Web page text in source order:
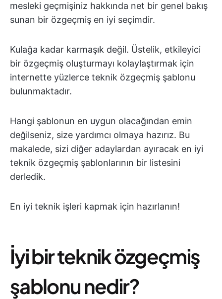
mesleki geçmişiniz hakkında net bir genel bakış
sunan bir özgeçmiş en iyi seçimdir.
Kulağa kadar karmaşık değil. Üstelik, etkileyici
bir özgeçmiş oluşturmayı kolaylaştırmak için
internette yüzlerce teknik özgeçmiş şablonu
bulunmaktadır.
Hangi şablonun en uygun olacağından emin
değilseniz, size yardımcı olmaya hazırız. Bu
makalede, sizi diğer adaylardan ayıracak en iyi
teknik özgeçmiş şablonlarının bir listesini
derledik.
En iyi teknik işleri kapmak için hazırlanın!
İyi bir teknik özgeçmiş
şablonu nedir?